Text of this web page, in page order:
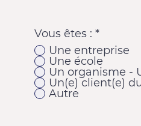
Vous êtes : *
Une entreprise
Une école
Un organisme -
Un(e) client(e)
Autre